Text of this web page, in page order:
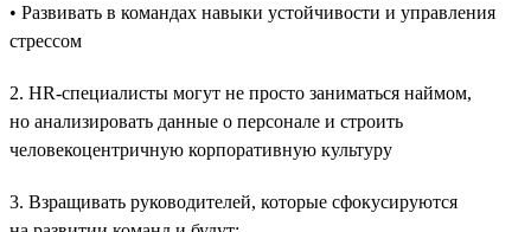
• Развивать в командах навыки устойчивости и управления
стрессом
2. HR-специалисты могут не просто заниматься наймом,
но анализировать данные о персонале и строить
человекоцентричную корпоративную культуру
3. Взращивать руководителей, которые сфокусируются